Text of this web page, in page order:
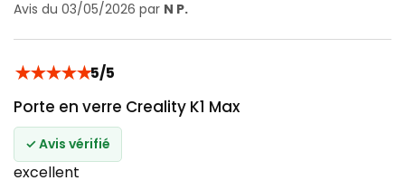
Avis du 03/05/2026 par N P.
★★★★★5/5
Porte en verre Creality K1 Max
✓ Avis vérifié
excellent